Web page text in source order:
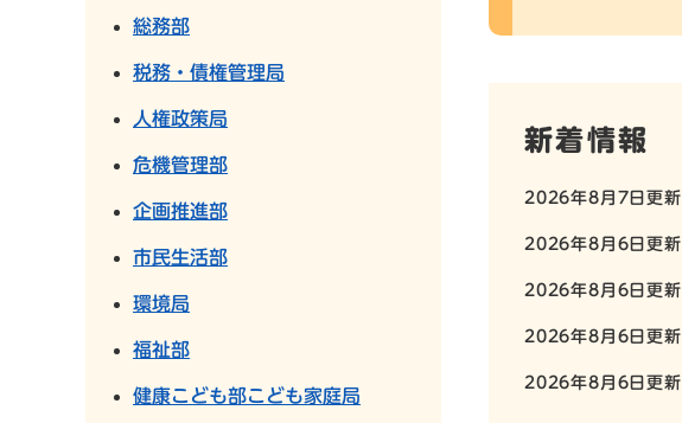
新着情報
2026年8月7日更新
2026年8月6日更新
2026年8月6日更新
2026年8月6日更新
2026年8月6日更新
総務部
税務・債権管理局
人権政策局
危機管理部
企画推進部
市民生活部
環境局
福祉部
健康こども部こども家庭局